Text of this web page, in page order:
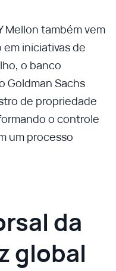
Mellon também vem
iniciativas de
o banco
Goldman Sachs
de propriedade
o controle
um processo
da
global